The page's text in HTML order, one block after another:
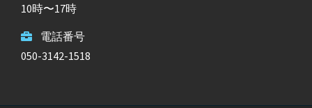
10時〜17時
電話番号
050-3142-1518